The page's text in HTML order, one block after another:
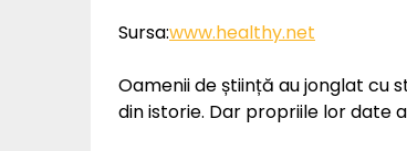
Sursa:www.healthy.net
Oamenii de știință au jonglat cu
din istorie. Dar propriile lor date